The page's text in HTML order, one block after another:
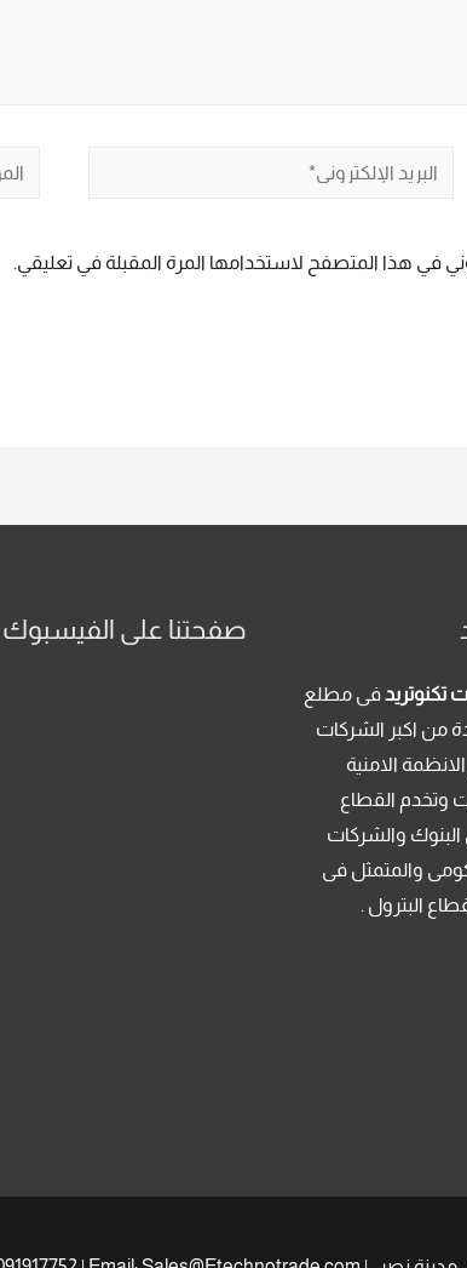
البريد
في هذا المتصفح لاستخدامها المرة المقبلة في تعليقي.
تكنوتريدفى مطلع
واحدة من اكبر الشركات
الامنية
وتخدم القطاع
والشركات
والمتمثل فى
البترول .
صفحتنا على الفيسبوك